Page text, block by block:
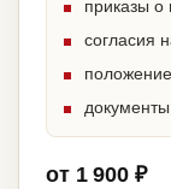
приказы о
согласия
от 1 900 ₽